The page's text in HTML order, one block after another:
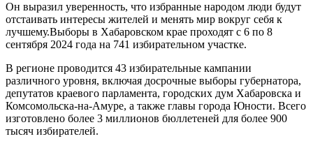
Он выразил уверенность, что избранные народом люди будут
отстаивать интересы жителей и менять мир вокруг себя к
лучшему.Выборы в Хабаровском крае проходят с 6 по 8
сентября 2024 года на 741 избирательном участке.
В регионе проводится 43 избирательные кампании
различного уровня, включая досрочные выборы губернатора,
депутатов краевого парламента, городских дум Хабаровска и
Комсомольска-на-Амуре, а также главы города Юности. Всего
изготовлено более 3 миллионов бюллетеней для более 900
тысяч избирателей.